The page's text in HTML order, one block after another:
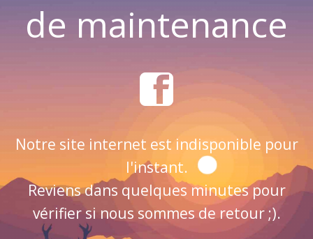
de maintenance
Notre site internet est indisponible pour
l'instant.
Reviens dans quelques minutes pour
vérifier si nous sommes de retour ;).